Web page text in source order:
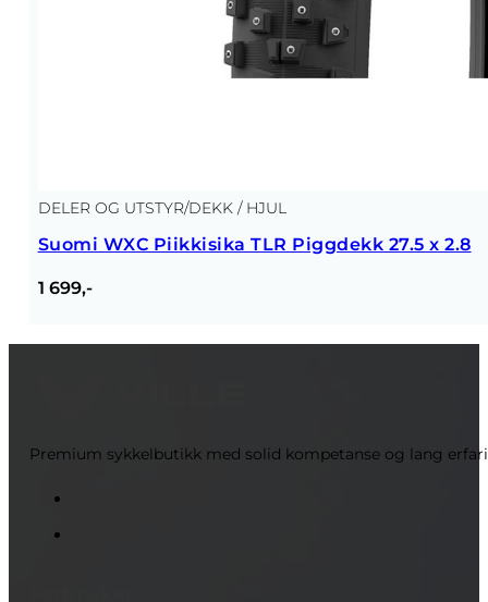
DELER OG UTSTYR/DEKK / HJUL
Suomi WXC Piikkisika TLR Piggdekk 27.5 x 2.8
1 699,-
Premium sykkelbutikk med solid kompetanse og lang